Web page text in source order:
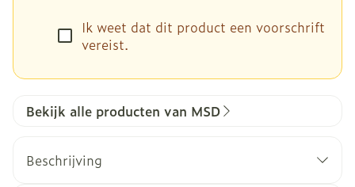
Ik weet dat dit product een voorschrift
vereist.
Bekijk alle producten van MSD
Beschrijving